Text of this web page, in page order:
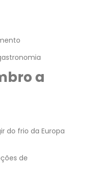
a
do frio da Europa
de